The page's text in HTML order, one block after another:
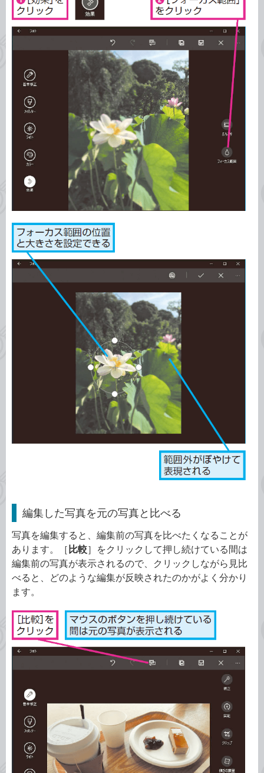
編集した写真を元の写真と比べる
写真を編集すると、編集前の写真を比べたくなることが
あります。［比較］をクリックして押し続けている間は
編集前の写真が表示されるので、クリックしながら見比
べると、どのような編集が反映されたのかがよく分かり
ます。